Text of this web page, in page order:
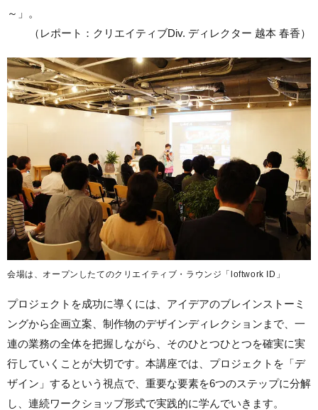
～」。
（レポート：クリエイティブDiv. ディレクター 越本 春香）
会場は、オープンしたてのクリエイティブ・ラウンジ「loftwork ID」
プロジェクトを成功に導くには、アイデアのブレインストーミ
ングから企画立案、制作物のデザインディレクションまで、一
連の業務の全体を把握しながら、そのひとつひとつを確実に実
行していくことが大切です。本講座では、プロジェクトを「デ
ザイン」するという視点で、重要な要素を6つのステップに分解
し、連続ワークショップ形式で実践的に学んでいきます。